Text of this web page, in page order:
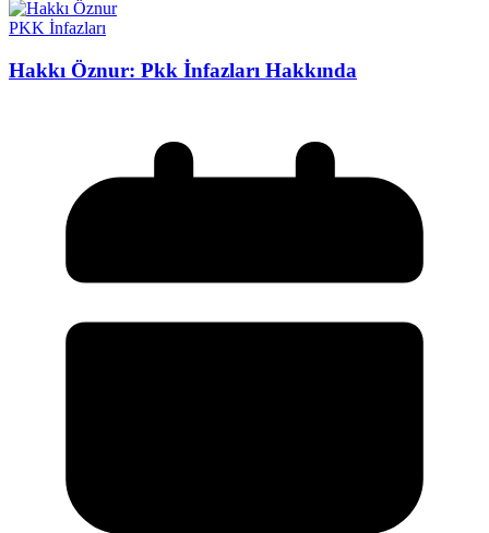
PKK İnfazları
Hakkı Öznur: Pkk İnfazları Hakkında